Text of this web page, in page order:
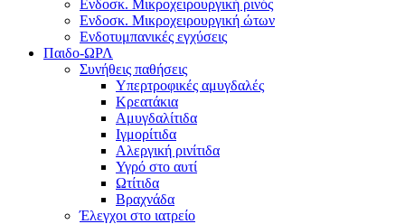
Ενδοσκ. Μικροχειρουργική ρινός
Ενδοσκ. Μικροχειρουργική ώτων
Ενδοτυμπανικές εγχύσεις
Παιδο-ΩΡΛ
Συνήθεις παθήσεις
Υπερτροφικές αμυγδαλές
Κρεατάκια
Αμυγδαλίτιδα
Ιγμορίτιδα
Αλεργική ρινίτιδα
Υγρό στο αυτί
Ωτίτιδα
Βραχνάδα
Έλεγχοι στο ιατρείο